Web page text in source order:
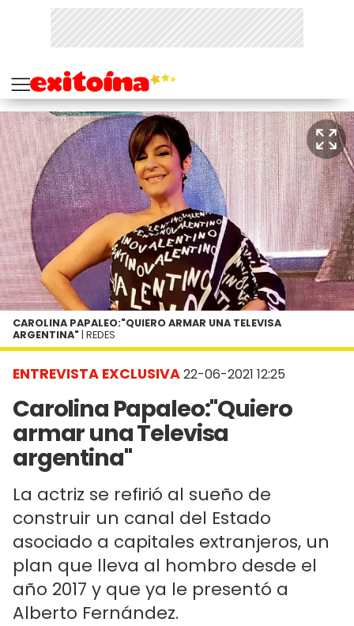
ENTREVISTA EXCLUSIVA22-06-2021 12:25
Carolina Papaleo:"Quiero
armar una Televisa
argentina"
La actriz se refirió al sueño de
construir un canal del Estado
asociado a capitales extranjeros, un
plan que lleva al hombro desde el
año 2017 y que ya le presentó a
Alberto Fernández.
CAROLINA PAPALEO:"QUIERO ARMAR UNA TELEVISA
ARGENTINA" | REDES